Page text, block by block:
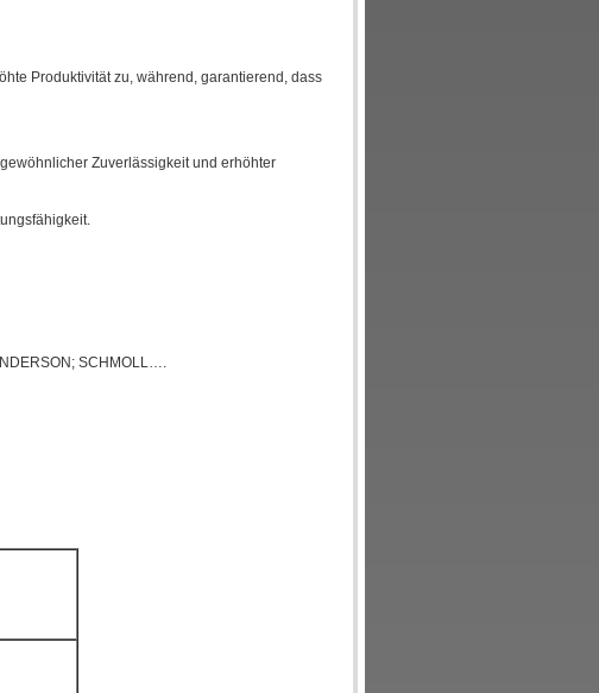
Produktivität zu, während, garantierend, dass
Zuverlässigkeit und erhöhter
SCHMOLL….